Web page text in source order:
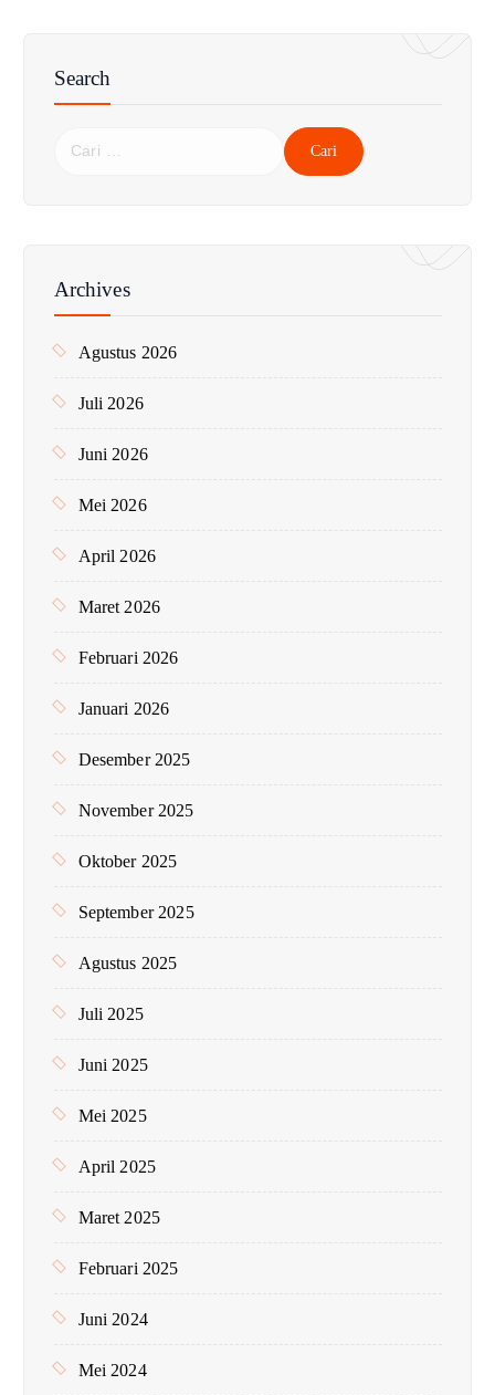
Search
n
k
Archives
Agustus 2026
Juli 2026
Juni 2026
Mei 2026
April 2026
Maret 2026
Februari 2026
Januari 2026
Desember 2025
November 2025
Oktober 2025
September 2025
Agustus 2025
Juli 2025
Juni 2025
Mei 2025
April 2025
Maret 2025
Februari 2025
Juni 2024
Mei 2024